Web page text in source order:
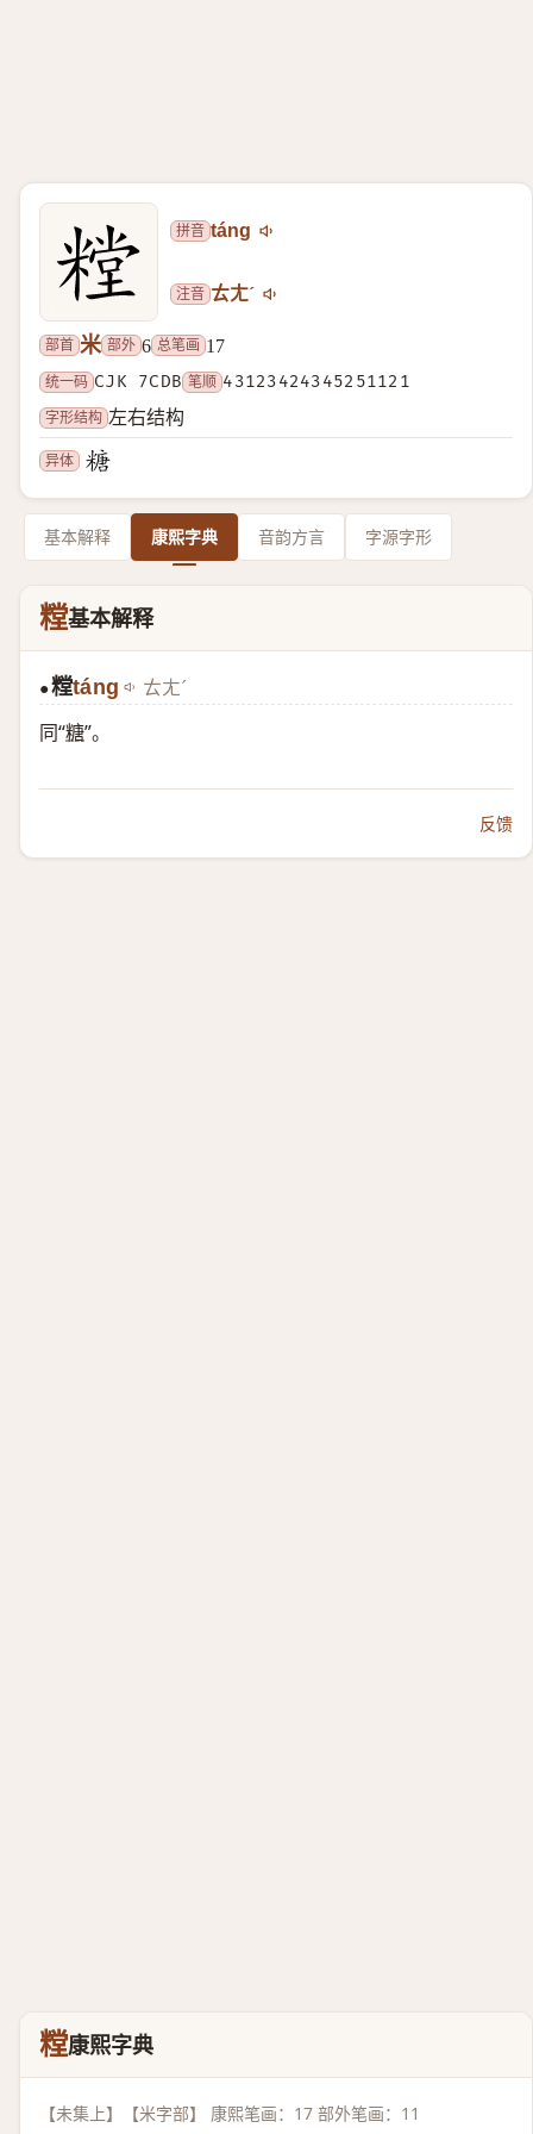
拼音 táng
注音 ㄊㄤˊ
部首 米 部外 6 总笔画 17
统一码 CJK 7CDB 笔顺 43123424345251121
字形结构 左右结构
异体
基本解释 康熙字典 音韵方言 字源字形
糛基本解释
●糛táng ㄊㄤˊ
同“糖”。
反馈
糛康熙字典
【未集上】【米字部】 康熙笔画：17 部外笔画：11